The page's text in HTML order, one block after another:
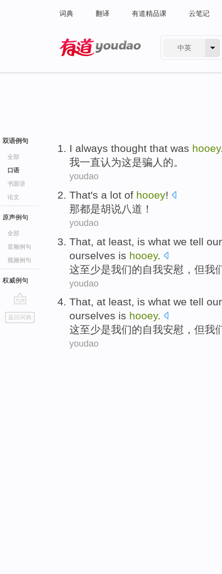
词典 翻译 有道精品课 云笔记
中英
双语例句
全部
口语
书面语
论文
原声例句
全部
音频例句
视频例句
权威例句
go
top
返回词典
I always thought that was hooey
我一直认为这是骗人的。
youdao
That's a lot of hooey!
那都是胡说八道 ！
youdao
That at least is what we tell
ourselves is hooey.
这至少是我们的自我安慰 ， 但我
youdao
That, at least, is what we tell
ourselves is hooey.
这至少是我们的自我安慰 ， 但我
youdao